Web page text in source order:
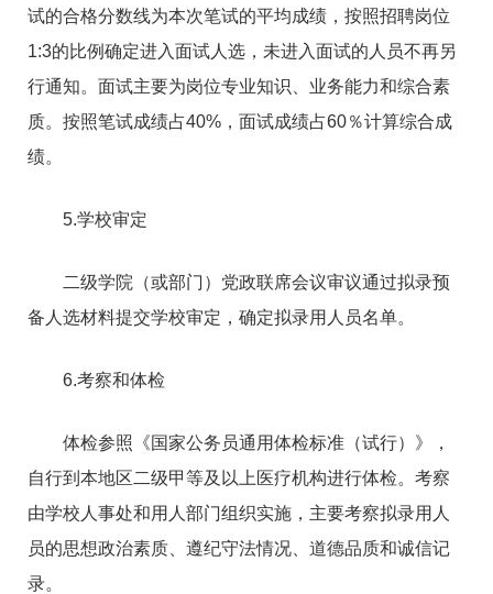
试的合格分数线为本次笔试的平均成绩，按照招聘岗位
1:3的比例确定进入面试人选，未进入面试的人员不再另
行通知。面试主要为岗位专业知识、业务能力和综合素
质。按照笔试成绩占40%，面试成绩占60％计算综合成
绩。
5.学校审定
二级学院（或部门）党政联席会议审议通过拟录预
备人选材料提交学校审定，确定拟录用人员名单。
6.考察和体检
体检参照《国家公务员通用体检标准（试行）》，
自行到本地区二级甲等及以上医疗机构进行体检。考察
由学校人事处和用人部门组织实施，主要考察拟录用人
员的思想政治素质、遵纪守法情况、道德品质和诚信记
录。